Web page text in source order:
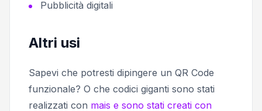
Pubblicità digitali
Altri usi
Sapevi che potresti dipingere un QR Code
funzionale? O che codici giganti sono stati
realizzati con mais e sono stati creati con